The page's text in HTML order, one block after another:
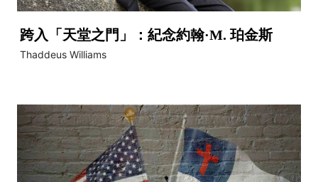
跨入「天堂之門」：紀念約翰·M. 珀金斯
Thaddeus Williams